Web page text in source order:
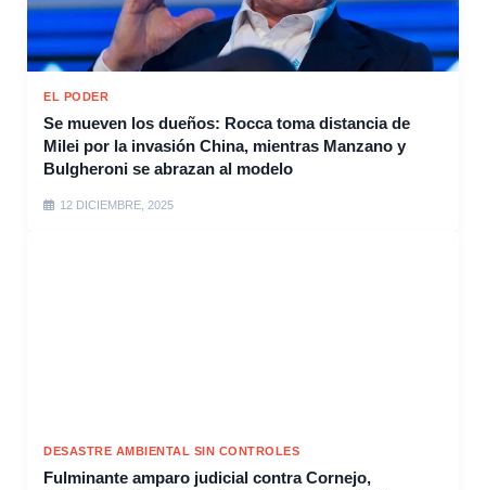
EL PODER
Se mueven los dueños: Rocca toma distancia de
Milei por la invasión China, mientras Manzano y
Bulgheroni se abrazan al modelo
12 DICIEMBRE, 2025
DESASTRE AMBIENTAL SIN CONTROLES
Fulminante amparo judicial contra Cornejo,